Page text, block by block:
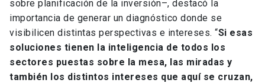
sobre planificación de la inversión–, destacó la
importancia de generar un diagnóstico donde se
visibilicen distintas perspectivas e intereses. “Si esas
soluciones tienen la inteligencia de todos los
sectores puestas sobre la mesa, las miradas y
también los distintos intereses que aquí se cruzan,